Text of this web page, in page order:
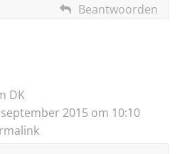
Beantwoorden
DK
2015 om 10:10